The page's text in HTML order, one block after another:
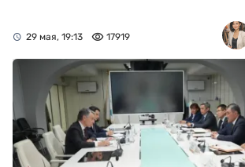
29 мая, 19:13 17919